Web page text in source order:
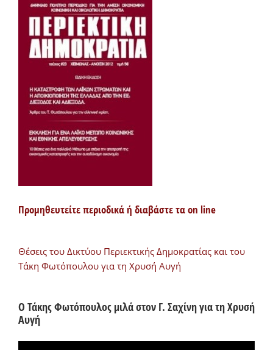
Προμηθευτείτε περιοδικά ή διαβάστε τα on line
Θέσεις του Δικτύου Περιεκτικής Δημοκρατίας και του
Τάκη Φωτόπουλου για τη Χρυσή Αυγή
Ο Τάκης Φωτόπουλος μιλά στον Γ. Σαχίνη για τη Χρυσή
Αυγή